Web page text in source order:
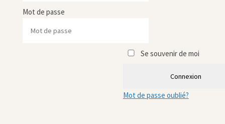
Mot de passe
Se souvenir de moi
Connexion
Mot de passe oublié?